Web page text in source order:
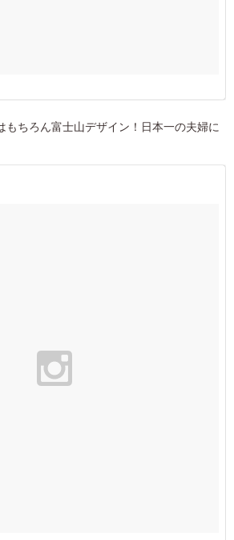
もちろん富士山デザイン！日本一の夫婦に